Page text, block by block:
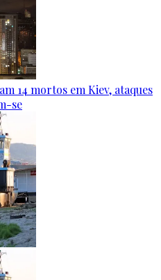
14 mortos em Kiev, ataques
se